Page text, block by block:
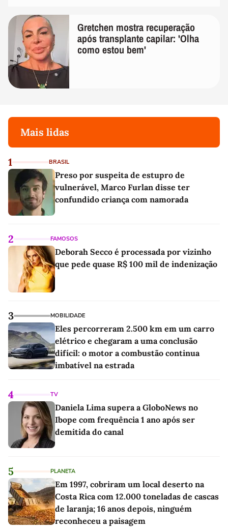
Gretchen mostra recuperação
após transplante capilar: 'Olha
como estou bem'
Mais lidas
1 BRASIL
Preso por suspeita de estupro de
vulnerável, Marco Furlan disse ter
confundido criança com namorada
2 FAMOSOS
Deborah Secco é processada por vizinho
que pede quase R$ 100 mil de indenização
3 MOBILIDADE
Eles percorreram 2.500 km em um carro
elétrico e chegaram a uma conclusão
difícil: o motor a combustão continua
imbatível na estrada
4 TV
Daniela Lima supera a GloboNews no
Ibope com frequência 1 ano após ser
demitida do canal
5 PLANETA
Em 1997, cobriram um local deserto na
Costa Rica com 12.000 toneladas de cascas
de laranja; 16 anos depois, ninguém
reconheceu a paisagem